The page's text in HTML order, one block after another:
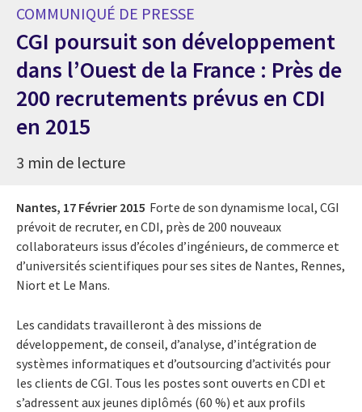
COMMUNIQUÉ DE PRESSE
CGI poursuit son développement
dans l’Ouest de la France : Près de
200 recrutements prévus en CDI
en 2015
3 min de lecture
Nantes, 17 Février 2015 Forte de son dynamisme local, CGI
prévoit de recruter, en CDI, près de 200 nouveaux
collaborateurs issus d’écoles d’ingénieurs, de commerce et
d’universités scientifiques pour ses sites de Nantes, Rennes,
Niort et Le Mans.
Les candidats travailleront à des missions de
développement, de conseil, d’analyse, d’intégration de
systèmes informatiques et d’outsourcing d’activités pour
les clients de CGI. Tous les postes sont ouverts en CDI et
s’adressent aux jeunes diplômés (60 %) et aux profils